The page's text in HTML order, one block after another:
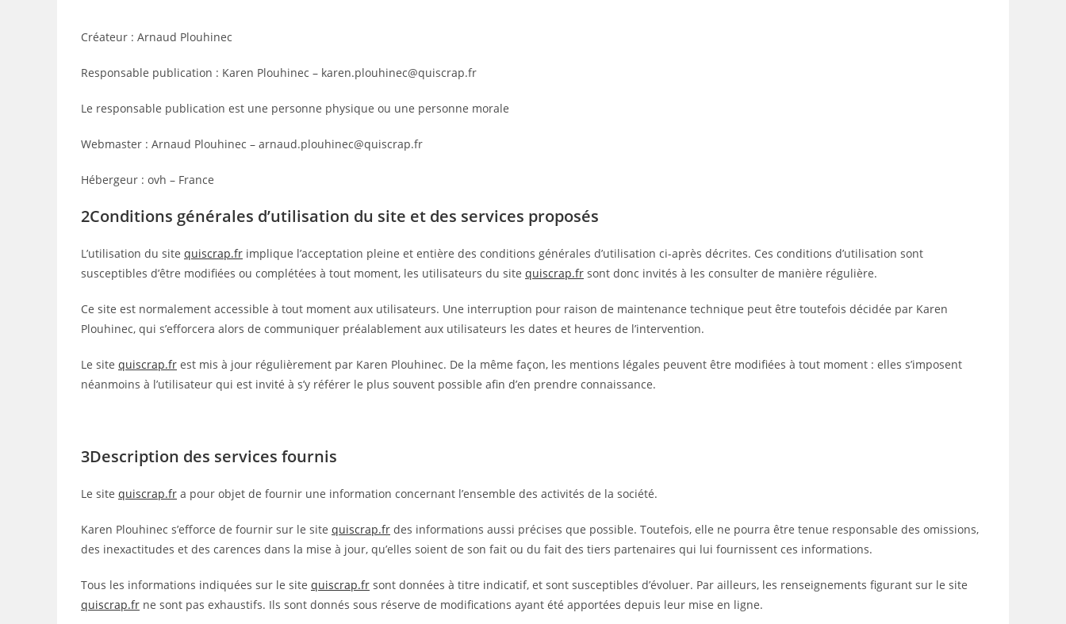
Créateur : Arnaud Plouhinec
Responsable publication : Karen Plouhinec – karen.plouhinec@quiscrap.fr
Le responsable publication est une personne physique ou une personne morale
Webmaster : Arnaud Plouhinec – arnaud.plouhinec@quiscrap.fr
Hébergeur : ovh – France
2Conditions générales d’utilisation du site et des services proposés
L’utilisation du site quiscrap.fr implique l’acceptation pleine et entière des conditions générales d’utilisation ci-après décrites. Ces conditions d’utilisation sont
susceptibles d’être modifiées ou complétées à tout moment, les utilisateurs du site quiscrap.fr sont donc invités à les consulter de manière régulière.
Ce site est normalement accessible à tout moment aux utilisateurs. Une interruption pour raison de maintenance technique peut être toutefois décidée par Karen
Plouhinec, qui s’efforcera alors de communiquer préalablement aux utilisateurs les dates et heures de l’intervention.
Le site quiscrap.fr est mis à jour régulièrement par Karen Plouhinec. De la même façon, les mentions légales peuvent être modifiées à tout moment : elles s’imposent
néanmoins à l’utilisateur qui est invité à s’y référer le plus souvent possible afin d’en prendre connaissance.
3Description des services fournis
Le site quiscrap.fr a pour objet de fournir une information concernant l’ensemble des activités de la société.
Karen Plouhinec s’efforce de fournir sur le site quiscrap.fr des informations aussi précises que possible. Toutefois, elle ne pourra être tenue responsable des omissions,
des inexactitudes et des carences dans la mise à jour, qu’elles soient de son fait ou du fait des tiers partenaires qui lui fournissent ces informations.
Tous les informations indiquées sur le site quiscrap.fr sont données à titre indicatif, et sont susceptibles d’évoluer. Par ailleurs, les renseignements figurant sur le site
quiscrap.fr ne sont pas exhaustifs. Ils sont donnés sous réserve de modifications ayant été apportées depuis leur mise en ligne.